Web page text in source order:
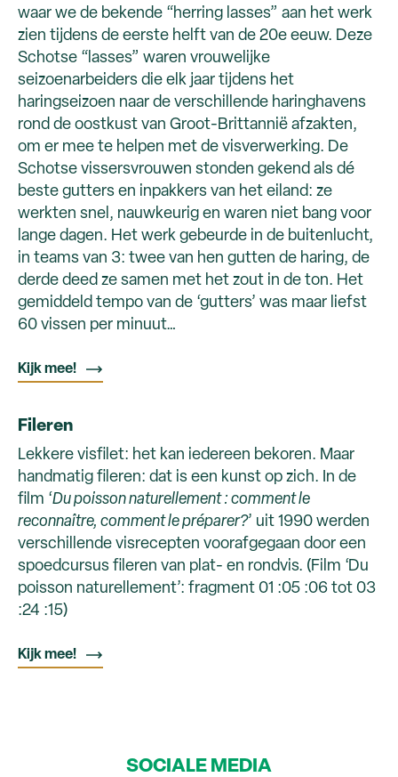
waar we de bekende “herring lasses” aan het werk
zien tijdens de eerste helft van de 20e eeuw. Deze
Schotse “lasses” waren vrouwelijke
seizoenarbeiders die elk jaar tijdens het
haringseizoen naar de verschillende haringhavens
rond de oostkust van Groot-Brittannië afzakten,
om er mee te helpen met de visverwerking. De
Schotse vissersvrouwen stonden gekend als dé
beste gutters en inpakkers van het eiland: ze
werkten snel, nauwkeurig en waren niet bang voor
lange dagen. Het werk gebeurde in de buitenlucht,
in teams van 3: twee van hen gutten de haring, de
derde deed ze samen met het zout in de ton. Het
gemiddeld tempo van de ‘gutters’ was maar liefst
60 vissen per minuut…
Kijk mee!
Fileren
Lekkere visfilet: het kan iedereen bekoren. Maar
handmatig fileren: dat is een kunst op zich. In de
film ‘Du poisson naturellement : comment le
reconnaître, comment le préparer?’ uit 1990 werden
verschillende visrecepten voorafgegaan door een
spoedcursus fileren van plat- en rondvis. (Film ‘Du
poisson naturellement’: fragment 01 :05 :06 tot 03
:24 :15)
Kijk mee!
SOCIALE MEDIA